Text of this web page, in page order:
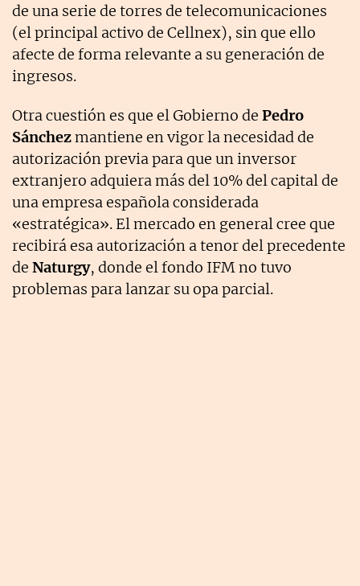
de una serie de torres de telecomunicaciones
(el principal activo de Cellnex), sin que ello
afecte de forma relevante a su generación de
ingresos.
Otra cuestión es que el Gobierno de Pedro
Sánchezmantiene en vigor la necesidad de
autorización previa para que un inversor
extranjero adquiera más del 10% del capital de
una empresa española considerada
«estratégica». El mercado en general cree que
recibirá esa autorización a tenor del precedente
de Naturgy, donde el fondo IFM no tuvo
problemas para lanzar su opa parcial.